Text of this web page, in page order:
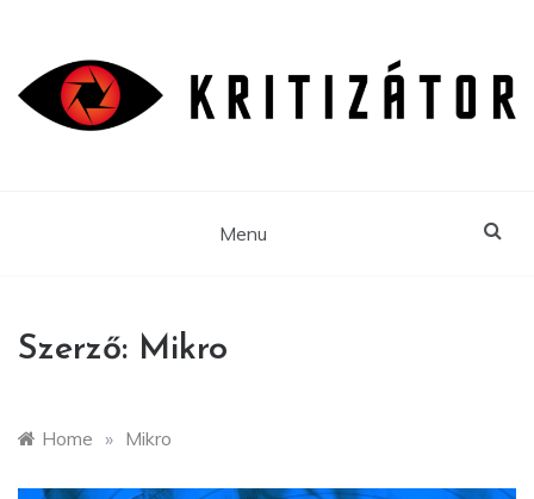
content
Menu
Szerző: Mikro
Home » Mikro